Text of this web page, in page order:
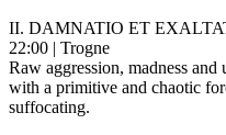
II. DAMNATIO ET
22:00 | Trogne
Raw aggression, madness
with a primitive and chaotic
suffocating.